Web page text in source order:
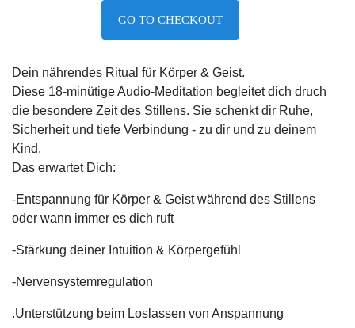
GO TO CHECKOUT
Dein nährendes Ritual für Körper & Geist.
Diese 18-minütige Audio-Meditation begleitet dich druch
die besondere Zeit des Stillens. Sie schenkt dir Ruhe,
Sicherheit und tiefe Verbindung - zu dir und zu deinem
Kind.
Das erwartet Dich:
-Entspannung für Körper & Geist während des Stillens
oder wann immer es dich ruft
-Stärkung deiner Intuition & Körpergefühl
-Nervensystemregulation
.Unterstützung beim Loslassen von Anspannung